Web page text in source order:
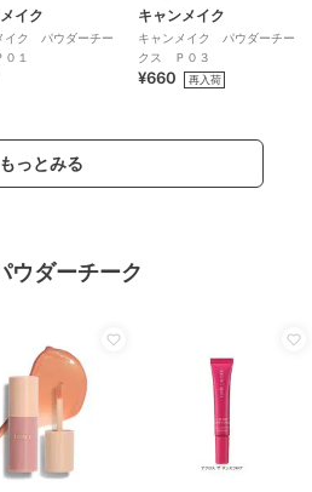
イク
イク パウダーチー
１
キャンメイク
キャンメイク パウダーチー
クス Ｐ０３
¥660 再入荷
もっとみる
ウダーチーク